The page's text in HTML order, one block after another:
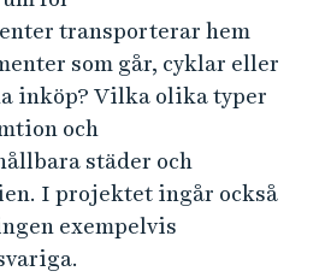
transporterar hem
som går, cyklar eller
inköp? Vilka olika typer
och
städer och
I projektet ingår också
exempelvis